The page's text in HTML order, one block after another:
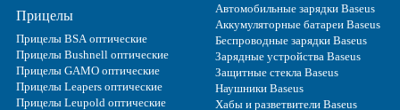
Прицелы
Прицелы BSA оптические
Прицелы Bushnell оптические
Прицелы GAMO оптические
Прицелы Leapers оптические
Прицелы Leupold оптические
Автомобильные зарядки Baseus
Аккумуляторные батареи Baseus
Беспроводные зарядки Baseus
Зарядные устройства Baseus
Защитные стекла Baseus
Наушники Baseus
Хабы и разветвители Baseus